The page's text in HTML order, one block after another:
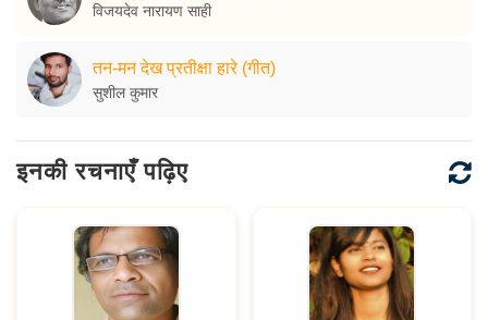
विजयदेव नारायण साही
तन-मन देख प्रतीक्षा हारे (गीत)
सुशील कुमार
इनकी रचनाएँ पढ़िए